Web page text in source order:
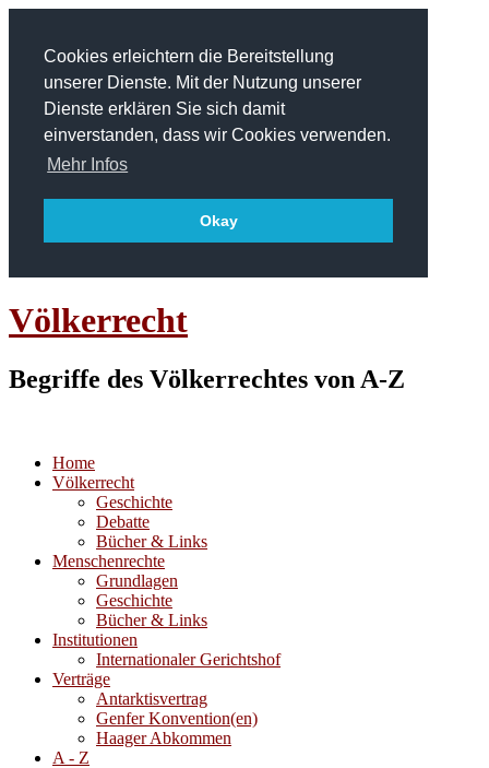
Cookies erleichtern die Bereitstellung
unserer Dienste. Mit der Nutzung unserer
Dienste erklären Sie sich damit
einverstanden, dass wir Cookies verwenden.
Mehr Infos
Okay
Völkerrecht
Begriffe des Völkerrechtes von A-Z
Home
Völkerrecht
Geschichte
Debatte
Bücher & Links
Menschenrechte
Grundlagen
Geschichte
Bücher & Links
Institutionen
Internationaler Gerichtshof
Verträge
Antarktisvertrag
Genfer Konvention(en)
Haager Abkommen
A - Z